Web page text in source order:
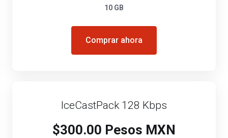
10 GB
Comprar ahora
IceCastPack 128 Kbps
$300.00 Pesos MXN